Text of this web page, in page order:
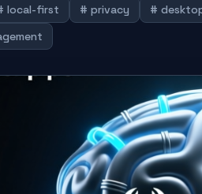
local-first # privacy #